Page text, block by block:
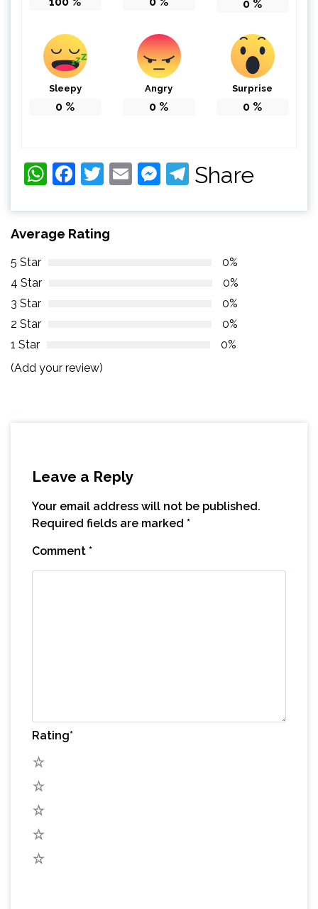
0 %
Sleepy
0 %
Angry
0 %
Surprise
0 %
WhatsApp
Facebook
Twitter
EmailMessenger
Telegram
Share
Average Rating
5 Star
0%
4 Star
0%
3 Star
0%
2 Star
0%
1 Star
0%
(Add your review)
Leave a Reply
Your email address will not be published.
Required fields are marked *
Comment *
Rating*